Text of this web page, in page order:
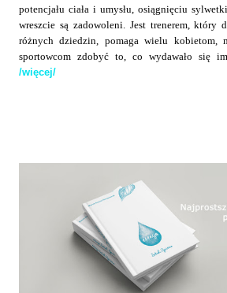
potencjału ciała i umysłu, osiągnięciu
wreszcie są zadowoleni. Jest trenerem, który
różnych dziedzin, pomaga wielu kobietom,
sportowcom zdobyć to, co wydawało się
/więcej/